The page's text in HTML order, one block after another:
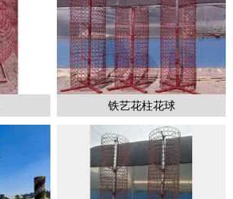
铁艺花柱花球